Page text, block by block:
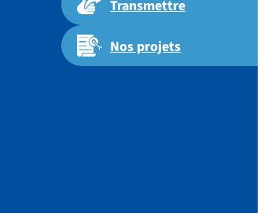
Transmettre
Nos projets